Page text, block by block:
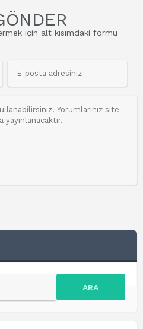
için alt kısımdaki formu
ARA